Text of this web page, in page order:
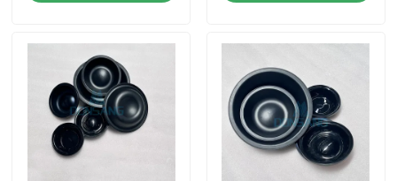
VR-show
Ongeveer ons